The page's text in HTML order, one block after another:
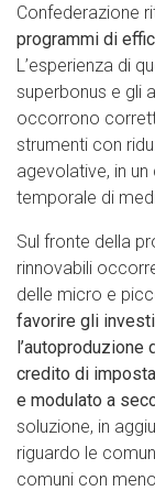
Confederazione
programmi di
L’esperienza di
superbonus e gli
occorrono
strumenti con
agevolative, in
temporale di
Sul fronte della
rinnovabili
delle micro e
favorire gli
l’autoproduzione
credito di
e modulato a
soluzione, in
riguardo le
comuni con